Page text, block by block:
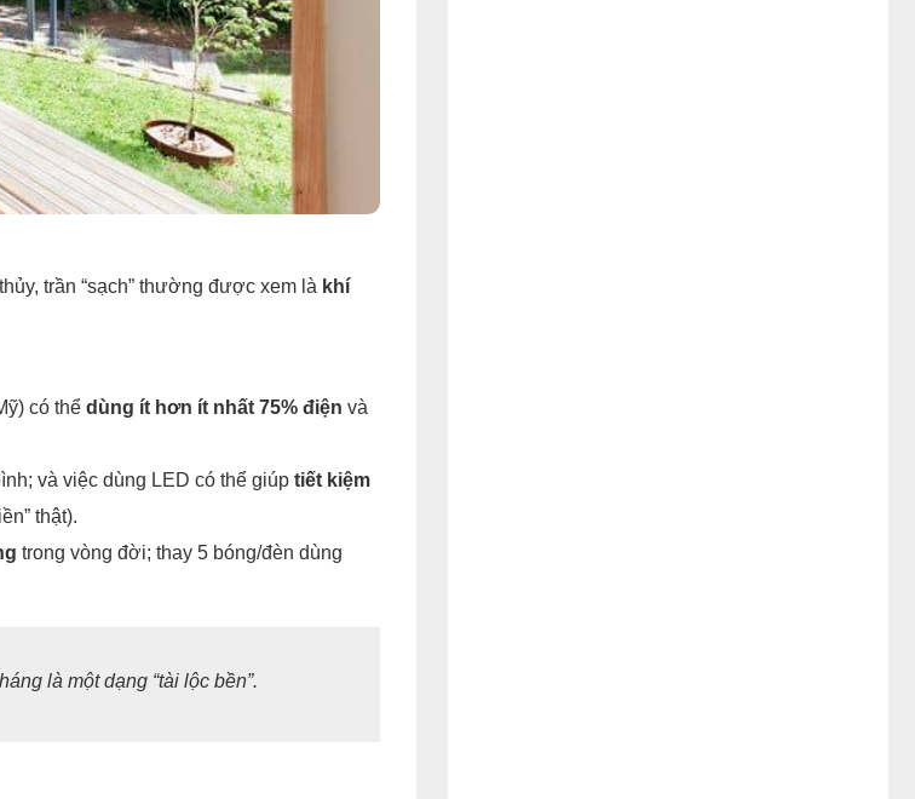
trần “sạch” thường được xem là khí
có thể dùng ít hơn ít nhất 75% điện và
và việc dùng LED có thể giúp tiết kiệm
thật).
trong vòng đời; thay 5 bóng/đèn dùng
là một dạng “tài lộc bền”.